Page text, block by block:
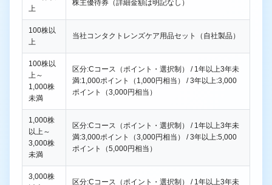
上
株主優待券（詳細金額は明記なし）
100株以
上
当社コンタクトレンズケア用品セット（自社製品）
100株以
上～
1,000株
未満
区分:Cコース（ポイント・選択制） / 1年以上3年未
満:1,000ポイント（1,000円相当） / 3年以上:3,000
ポイント（3,000円相当）
1,000株
以上～
3,000株
未満
区分:Cコース（ポイント・選択制） / 1年以上3年未
満:3,000ポイント（3,000円相当） / 3年以上:5,000
ポイント（5,000円相当）
3,000株
区分:Cコース（ポイント・選択制） / 1年以上3年未